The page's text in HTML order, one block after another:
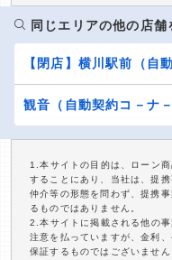
同じエリアの他の店舗
【閉店】横川駅前（自
観音（自動契約コ－ナ－
1.本サイトの目的は、ローン
することにあり、当社は、提
仲介等の形態を問わず、提携
るものではありません。
2.本サイトに掲載される他の
注意を払っていますが、金利
保証するものではございませ